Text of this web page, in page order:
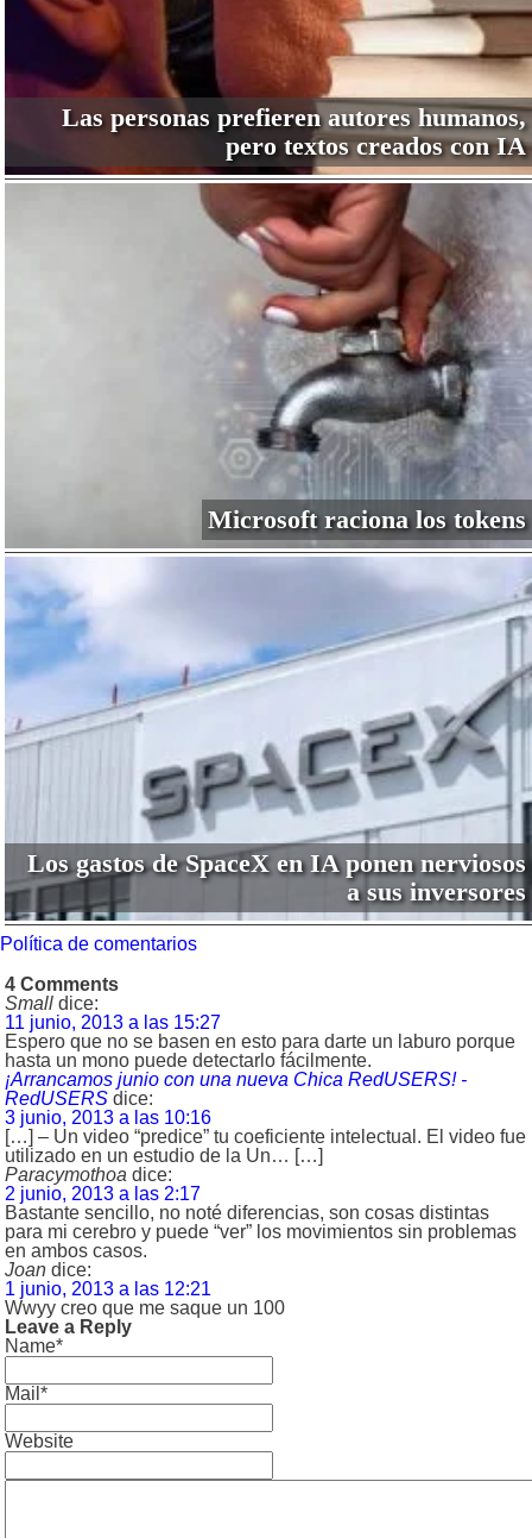
Las personas prefieren autores humanos,
pero textos creados con IA
Microsoft raciona los tokens
Los gastos de SpaceX en IA ponen nerviosos
a sus inversores
Política de comentarios
4 Comments
Small dice:
11 junio, 2013 a las 15:27
Espero que no se basen en esto para darte un laburo porque
hasta un mono puede detectarlo fácilmente.
¡Arrancamos junio con una nueva Chica RedUSERS! -
RedUSERS dice:
3 junio, 2013 a las 10:16
[…] – Un video “predice” tu coeficiente intelectual. El video fue
utilizado en un estudio de la Un… […]
Paracymothoa dice:
2 junio, 2013 a las 2:17
Bastante sencillo, no noté diferencias, son cosas distintas
para mi cerebro y puede “ver” los movimientos sin problemas
en ambos casos.
Joan dice:
1 junio, 2013 a las 12:21
Wwyy creo que me saque un 100
Leave a Reply
Name*
Mail*
Website